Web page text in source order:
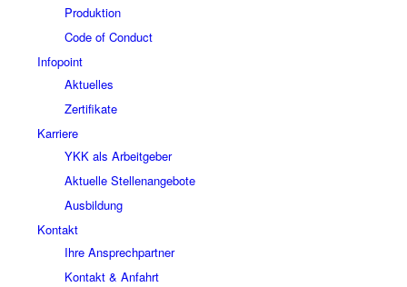
Produktion
Code of Conduct
Infopoint
Aktuelles
Zertifikate
Karriere
YKK als Arbeitgeber
Aktuelle Stellenangebote
Ausbildung
Kontakt
Ihre Ansprechpartner
Kontakt & Anfahrt